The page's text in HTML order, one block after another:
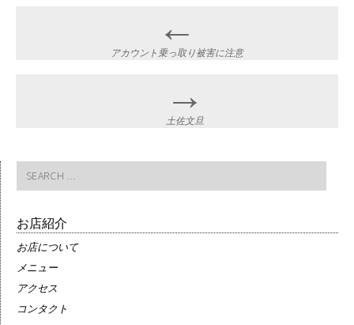
navigation
←
アカウント乗っ取り被害に注意
→
土佐文旦
Search
for:
お店紹介
お店について
メニュー
アクセス
コンタクト